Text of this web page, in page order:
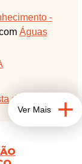
das
de ser
e
principais
de
-
Águas
de espera
Ver Mais